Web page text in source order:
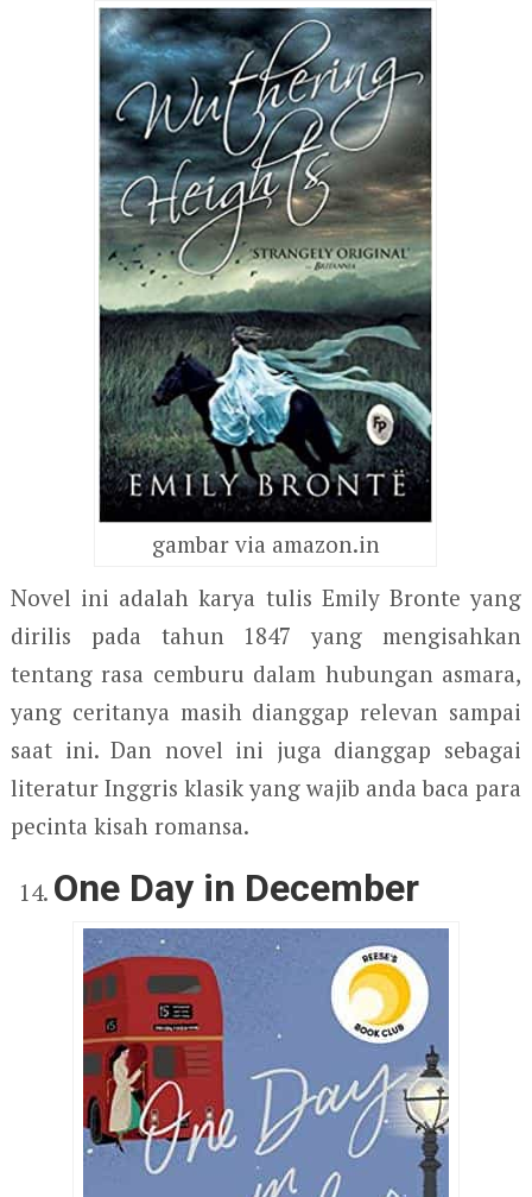
gambar via amazon.in
Novel ini adalah karya tulis Emily Bronte yang
dirilis pada tahun 1847 yang mengisahkan
tentang rasa cemburu dalam hubungan asmara,
yang ceritanya masih dianggap relevan sampai
saat ini. Dan novel ini juga dianggap sebagai
literatur Inggris klasik yang wajib anda baca para
pecinta kisah romansa.
One Day in December